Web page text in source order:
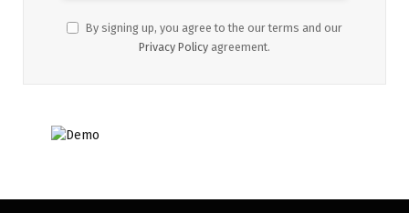
By signing up, you agree to the our terms and our
Privacy Policy agreement.